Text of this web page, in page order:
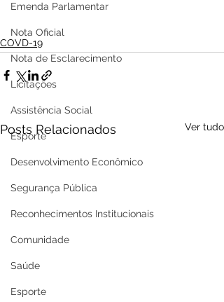
Emenda Parlamentar
Nota Oficial
Nota de Esclarecimento
Licitações
Assistência Social
Esporte
Desenvolvimento Econômico
Segurança Pública
Reconhecimentos Institucionais
Comunidade
Saúde
Esporte
COVD-19
Posts Relacionados Ver tudo